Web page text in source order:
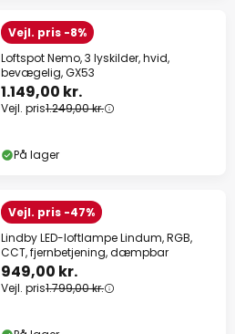
Vejl. pris -8%
Loftspot Nemo, 3 lyskilder, hvid,
bevægelig, GX53
1.149,00 kr.
Vejl. pris1.249,00 kr.
På lager
Vejl. pris -47%
Lindby LED-loftlampe Lindum, RGB,
CCT, fjernbetjening, dæmpbar
949,00 kr.
Vejl. pris1.799,00 kr.